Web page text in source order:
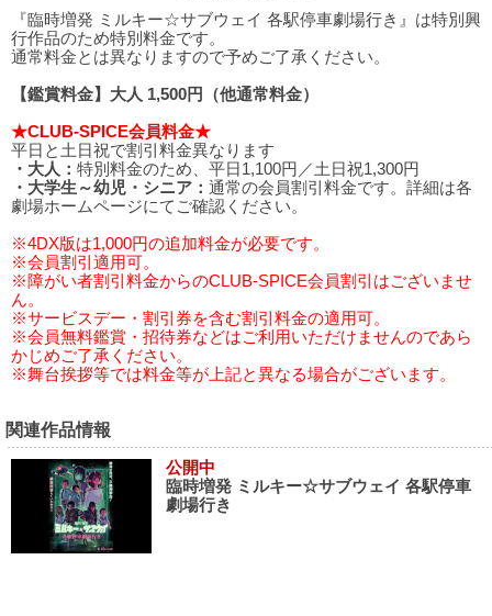
『臨時増発 ミルキー☆サブウェイ 各駅停車劇場行き』は特別興
行作品のため特別料金です。
通常料金とは異なりますので予めご了承ください。
【鑑賞料金】大人 1,500円（他通常料金）
★CLUB-SPICE会員料金★
平日と土日祝で割引料金異なります
・大人： 特別料金のため、平日1,100円／土日祝1,300円
・大学生～幼児・シニア： 通常の会員割引料金です。詳細は各
劇場ホームページにてご確認ください。
※4DX版は1,000円の追加料金が必要です。
※会員割引適用可。
※障がい者割引料金からのCLUB-SPICE会員割引はございませ
ん。
※サービスデー・割引券を含む割引料金の適用可。
※会員無料鑑賞・招待券などはご利用いただけませんのであら
かじめご了承ください。
※舞台挨拶等では料金等が上記と異なる場合がございます。
関連作品情報
公開中
臨時増発 ミルキー☆サブウェイ 各駅停車
劇場行き